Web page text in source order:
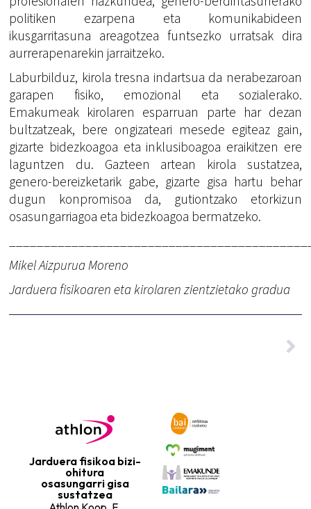
politiken ezarpena eta komunikabideen
ikusgarritasuna areagotzea funtsezko urratsak dira
aurrerapenarekin jarraitzeko.
Laburbilduz, kirola tresna indartsua da nerabezaroan
garapen fisiko, emozional eta sozialerako.
Emakumeak kirolaren esparruan parte har dezan
bultzatzeak, bere ongizateari mesede egiteaz gain,
gizarte bidezkoagoa eta inklusiboagoa eraikitzen ere
laguntzen du. Gazteen artean kirola sustatzea,
genero-bereizketarik gabe, gizarte gisa hartu behar
dugun konpromisoa da, gutiontzako etorkizun
osasungarriagoa eta bidezkoagoa bermatzeko.
Mikel Aizpurua Moreno
Jarduera fisikoaren eta kirolaren zientzietako gradua
Jarduera fisikoa bizi-
ohitura
osasungarri gisa
sustatzea